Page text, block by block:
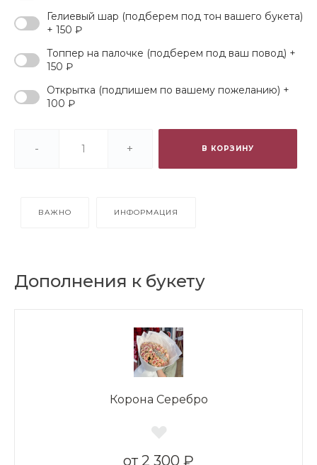
Гелиевый шар (подберем под тон вашего букета)
+ 150 ₽
Топпер на палочке (подберем под ваш повод) +
150 ₽
Открытка (подпишем по вашему пожеланию) +
100 ₽
- + В КОРЗИНУ
ВАЖНО ИНФОРМАЦИЯ
Дополнения к букету
Корона Серебро
2 300 ₽